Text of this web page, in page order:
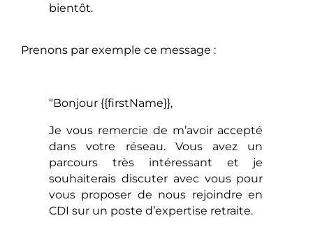
bientôt.
Prenons par exemple ce message :
“Bonjour {{firstName}},
Je vous remercie de m’avoir accepté
dans votre réseau. Vous avez un
parcours très intéressant et je
souhaiterais discuter avec vous pour
vous proposer de nous rejoindre en
CDI sur un poste d’expertise retraite.